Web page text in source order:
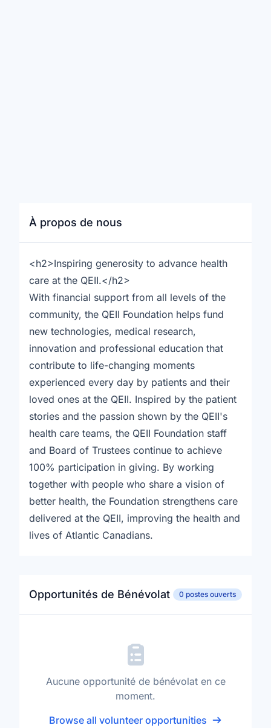
À propos de nous
<h2>Inspiring generosity to advance health
care at the QEII.</h2>
With financial support from all levels of the
community, the QEII Foundation helps fund
new technologies, medical research,
innovation and professional education that
contribute to life-changing moments
experienced every day by patients and their
loved ones at the QEII. Inspired by the patient
stories and the passion shown by the QEII's
health care teams, the QEII Foundation staff
and Board of Trustees continue to achieve
100% participation in giving. By working
together with people who share a vision of
better health, the Foundation strengthens care
delivered at the QEII, improving the health and
lives of Atlantic Canadians.
Opportunités de Bénévolat 0 postes ouverts
Aucune opportunité de bénévolat en ce
moment.
Browse all volunteer opportunities